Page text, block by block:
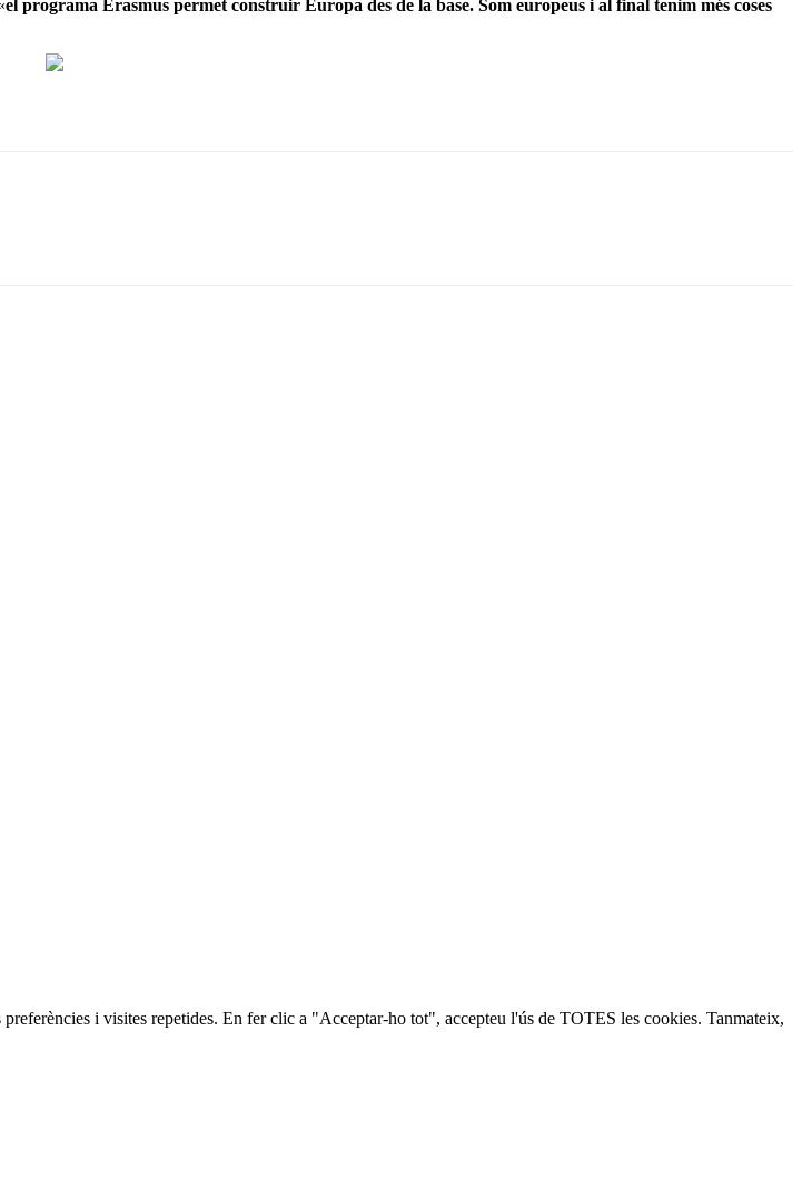
el programa Erasmus permet construir Europa des de la base. Som europeus i al final tenim més coses
i visites repetides. En fer clic a "Acceptar-ho tot", accepteu l'ús de TOTES les cookies. Tanmateix,